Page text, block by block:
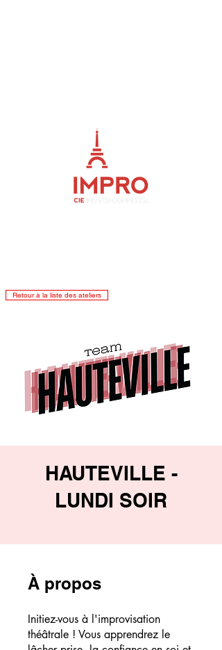
Retour à la liste des ateliers
HAUTEVILLE -
LUNDI SOIR
À propos
Initiez-vous à l'improvisation
théâtrale ! Vous apprendrez le